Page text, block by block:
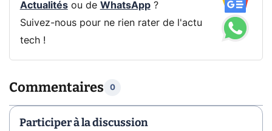
Actualitésou de WhatsApp?
Suivez-nous pour ne rien rater de l'actu
tech !
Commentaires 0
Participer à la discussion